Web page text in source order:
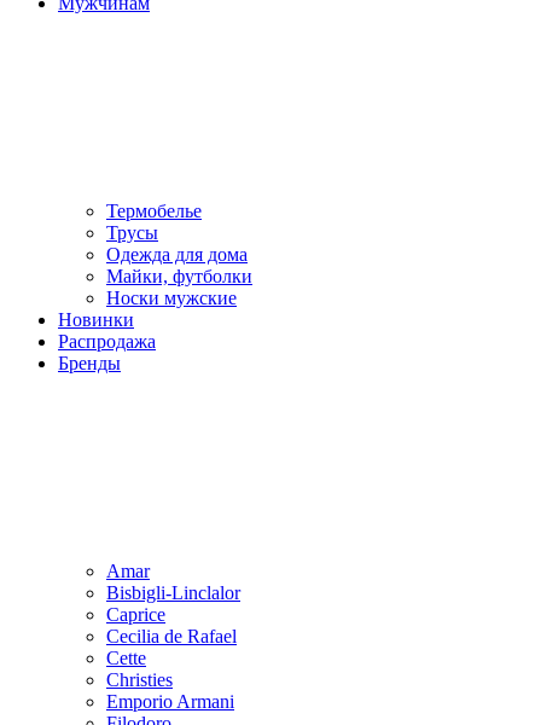
Термобелье
Трусы
Одежда для дома
Майки, футболки
Носки мужские
Новинки
Распродажа
Бренды
Amar
Bisbigli-Linclalor
Caprice
Cecilia de Rafael
Cette
Christies
Emporio Armani